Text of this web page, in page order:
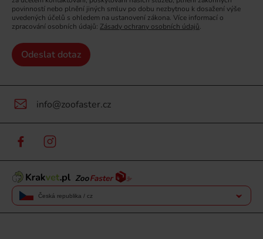
povinností nebo plnění jiných smluv po dobu nezbytnou k dosažení výše
uvedených účelů s ohledem na ustanovení zákona. Více informací o
zpracování osobních údajů: Zásady ochrany osobních údajů.
Odeslat dotaz
info@zoofaster.cz
Česká republika / cz